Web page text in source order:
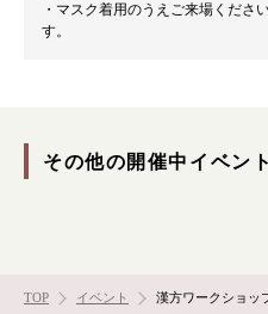
・マスク着用のうえご来場くださ
す。
その他の開催中イベント
TOP イベント 漢方ワークショップ